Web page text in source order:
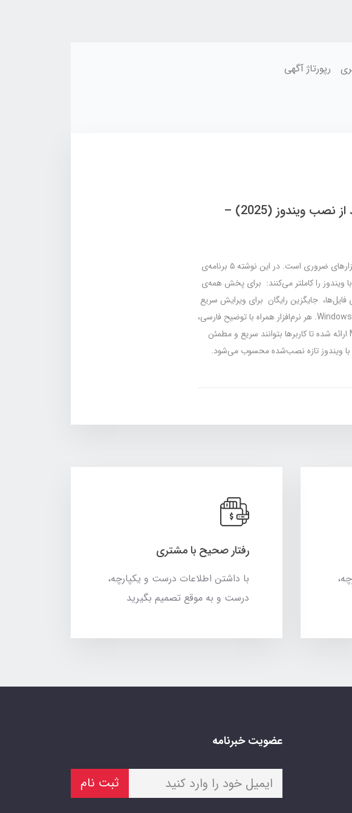
رپورتاژ آگهی
🖥️ ۵ نرم‌ افزار سبک و رایگان ضروری بعد از نصب ویندوز (2025) –
بعد از نصب ویندوز، اولین دغدغه‌ی هر کاربر انتخاب نرم‌افزارهای ضروری است. در این نوشته ۵ برنامه‌ی
ویندوز را کاملتر می‌کنند: برای پخش همه‌ی
جایگزین رایگان برای ویرایش سریع
تصاویر، و برای افزایش امنیت سیستم در کنار Windows Defender. هر نرم‌افزار همراه با توضیح فارسی،
ویژگی‌ها، معرفی انگلیسی و لینک دانلود مستقیم و Mirror ارائه شده تا کاربرها بتوانند سریع و مطمئن
با ویندوز تازه نصب‌شده محسوب می‌شود.
رفتار صحیح با مشتری
با داشتن اطلاعات درست و یکپارچه،
درست و به موقع تصمیم بگیرید
عضویت خبرنامه
ثبت نام